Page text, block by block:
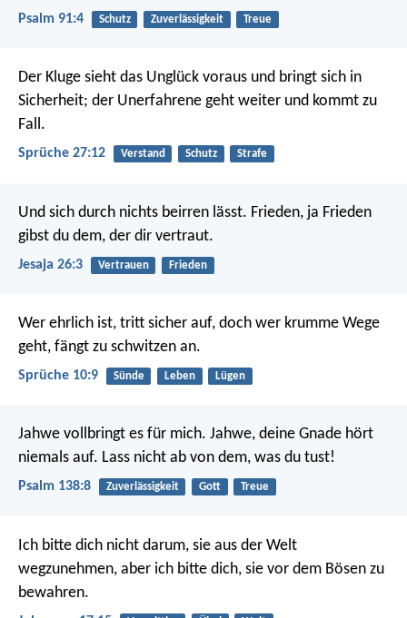
Psalm 91:4 Schutz Zuverlässigkeit Treue
Der Kluge sieht das Unglück voraus und bringt sich in
Sicherheit; der Unerfahrene geht weiter und kommt zu
Fall.
Sprüche 27:12 Verstand Schutz Strafe
Und sich durch nichts beirren lässt. Frieden, ja Frieden
gibst du dem, der dir vertraut.
Jesaja 26:3 Vertrauen Frieden
Wer ehrlich ist, tritt sicher auf, doch wer krumme Wege
geht, fängt zu schwitzen an.
Sprüche 10:9 Sünde Leben Lügen
Jahwe vollbringt es für mich. Jahwe, deine Gnade hört
niemals auf. Lass nicht ab von dem, was du tust!
Psalm 138:8 Zuverlässigkeit Gott Treue
Ich bitte dich nicht darum, sie aus der Welt
wegzunehmen, aber ich bitte dich, sie vor dem Bösen zu
bewahren.